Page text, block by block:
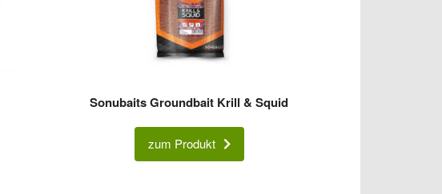
Sonubaits Groundbait Krill & Squid
zum Produkt